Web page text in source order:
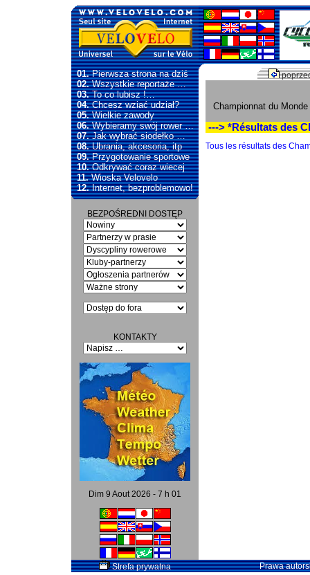
01.Pierwsza strona na dziś
02.Wszystkie reportaże …
03.To co lubisz !…
04.Chcesz wziać udział?
05.Wielkie zawody
06.Wybieramy swój rower …
07.Jak wybrać siodełko …
08.Ubrania, akcesoria, itp
09.Przygotowanie sportowe
10.Odkrywać coraz wiecej
11.Wioska Velovelo
12.Internet, bezproblemowo!
BEZPOŚREDNI DOSTĘP
KONTAKTY
Dim 9 Aout 2026 - 7 h 01
Championnat du
---> *Résultats des
Tous les résultats des
Strefa prywatna Prawa